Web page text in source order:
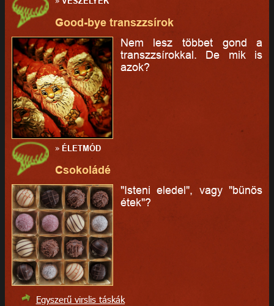
Good-bye transzzsírok
Nem lesz többet gond a
transzzsírokkal. De mik is
azok?
» ÉLETMÓD
Csokoládé
"Isteni eledel", vagy "bűnös
étek"?
Egyszerű virslis táskák